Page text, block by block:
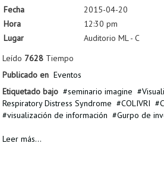
Fecha
2015-04-20
Hora
12:30 pm
Lugar
Auditorio ML - C
Leído 7628 Tiempo
Publicado en Eventos
Etiquetado bajo
seminario imagine
Respiratory Distress Syndrome
COLIVRI
visualización de información
Gurpo de
Leer más...